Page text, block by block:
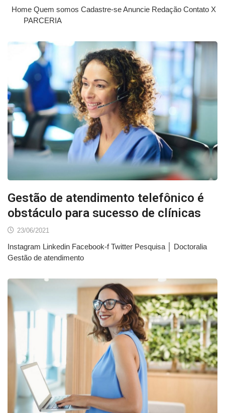
Home Quem somos Cadastre-se Anuncie Redação Contato X
PARCERIA
Gestão de atendimento telefônico é
obstáculo para sucesso de clínicas
23/06/2021
Instagram Linkedin Facebook-f Twitter Pesquisa │ Doctoralia
Gestão de atendimento